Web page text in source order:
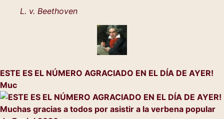
L. v. Beethoven
ESTE ES EL NÚMERO AGRACIADO EN EL DÍA DE AYER!
Muc